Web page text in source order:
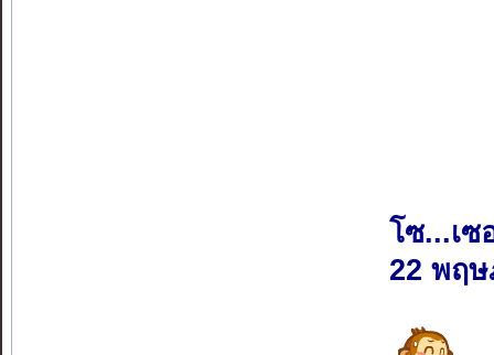
โซ...เซ
22 พฤ